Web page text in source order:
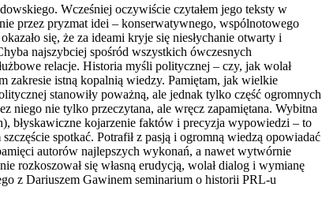
Wcześniej oczywiście czytałem jego teksty w
przez pryzmat idei – konserwatywnego, wspólnotowego
się, że za ideami kryje się niesłychanie otwarty i
najszybciej spośród wszystkich ówczesnych
relacje. Historia myśli politycznej – czy, jak wolał
zakresie istną kopalnią wiedzy. Pamiętam, jak wielkie
stanowiły poważną, ale jednak tylko część ogromnych
niego nie tylko przeczytana, ale wręcz zapamiętana. Wybitna
błyskawiczne kojarzenie faktów i precyzja wypowiedzi – to
spotkać. Potrafił z pasją i ogromną wiedzą opowiadać
autorów najlepszych wykonań, a nawet wytwórnie
rozkoszował się własną erudycją, wolał dialog i wymianę
z Dariuszem Gawinem seminarium o historii PRL-u